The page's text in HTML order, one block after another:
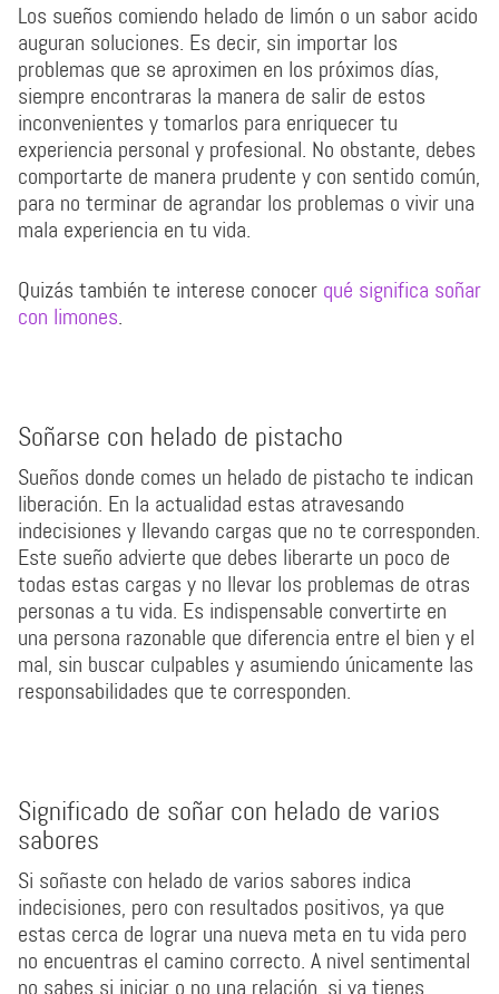
Los sueños comiendo helado de limón o un sabor acido
auguran soluciones. Es decir, sin importar los
problemas que se aproximen en los próximos días,
siempre encontraras la manera de salir de estos
inconvenientes y tomarlos para enriquecer tu
experiencia personal y profesional. No obstante, debes
comportarte de manera prudente y con sentido común,
para no terminar de agrandar los problemas o vivir una
mala experiencia en tu vida.
Quizás también te interese conocer qué significa soñar
con limones.
Soñarse con helado de pistacho
Sueños donde comes un helado de pistacho te indican
liberación. En la actualidad estas atravesando
indecisiones y llevando cargas que no te corresponden.
Este sueño advierte que debes liberarte un poco de
todas estas cargas y no llevar los problemas de otras
personas a tu vida. Es indispensable convertirte en
una persona razonable que diferencia entre el bien y el
mal, sin buscar culpables y asumiendo únicamente las
responsabilidades que te corresponden.
Significado de soñar con helado de varios
sabores
Si soñaste con helado de varios sabores indica
indecisiones, pero con resultados positivos, ya que
estas cerca de lograr una nueva meta en tu vida pero
no encuentras el camino correcto. A nivel sentimental
no sabes si iniciar o no una relación, si ya tienes